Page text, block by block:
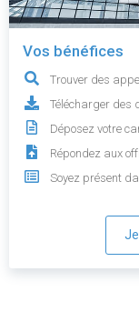
Vos bénéfices
Trouver des
Télécharger des
Déposez votre
Répondez aux
Soyez présent